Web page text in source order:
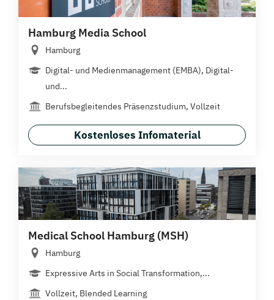
Hamburg Media School
Hamburg
Digital- und Medienmanagement (EMBA), Digital-
und...
Berufsbegleitendes Präsenzstudium, Vollzeit
Kostenloses Infomaterial
Medical School Hamburg (MSH)
Hamburg
Expressive Arts in Social Transformation,...
Vollzeit, Blended Learning